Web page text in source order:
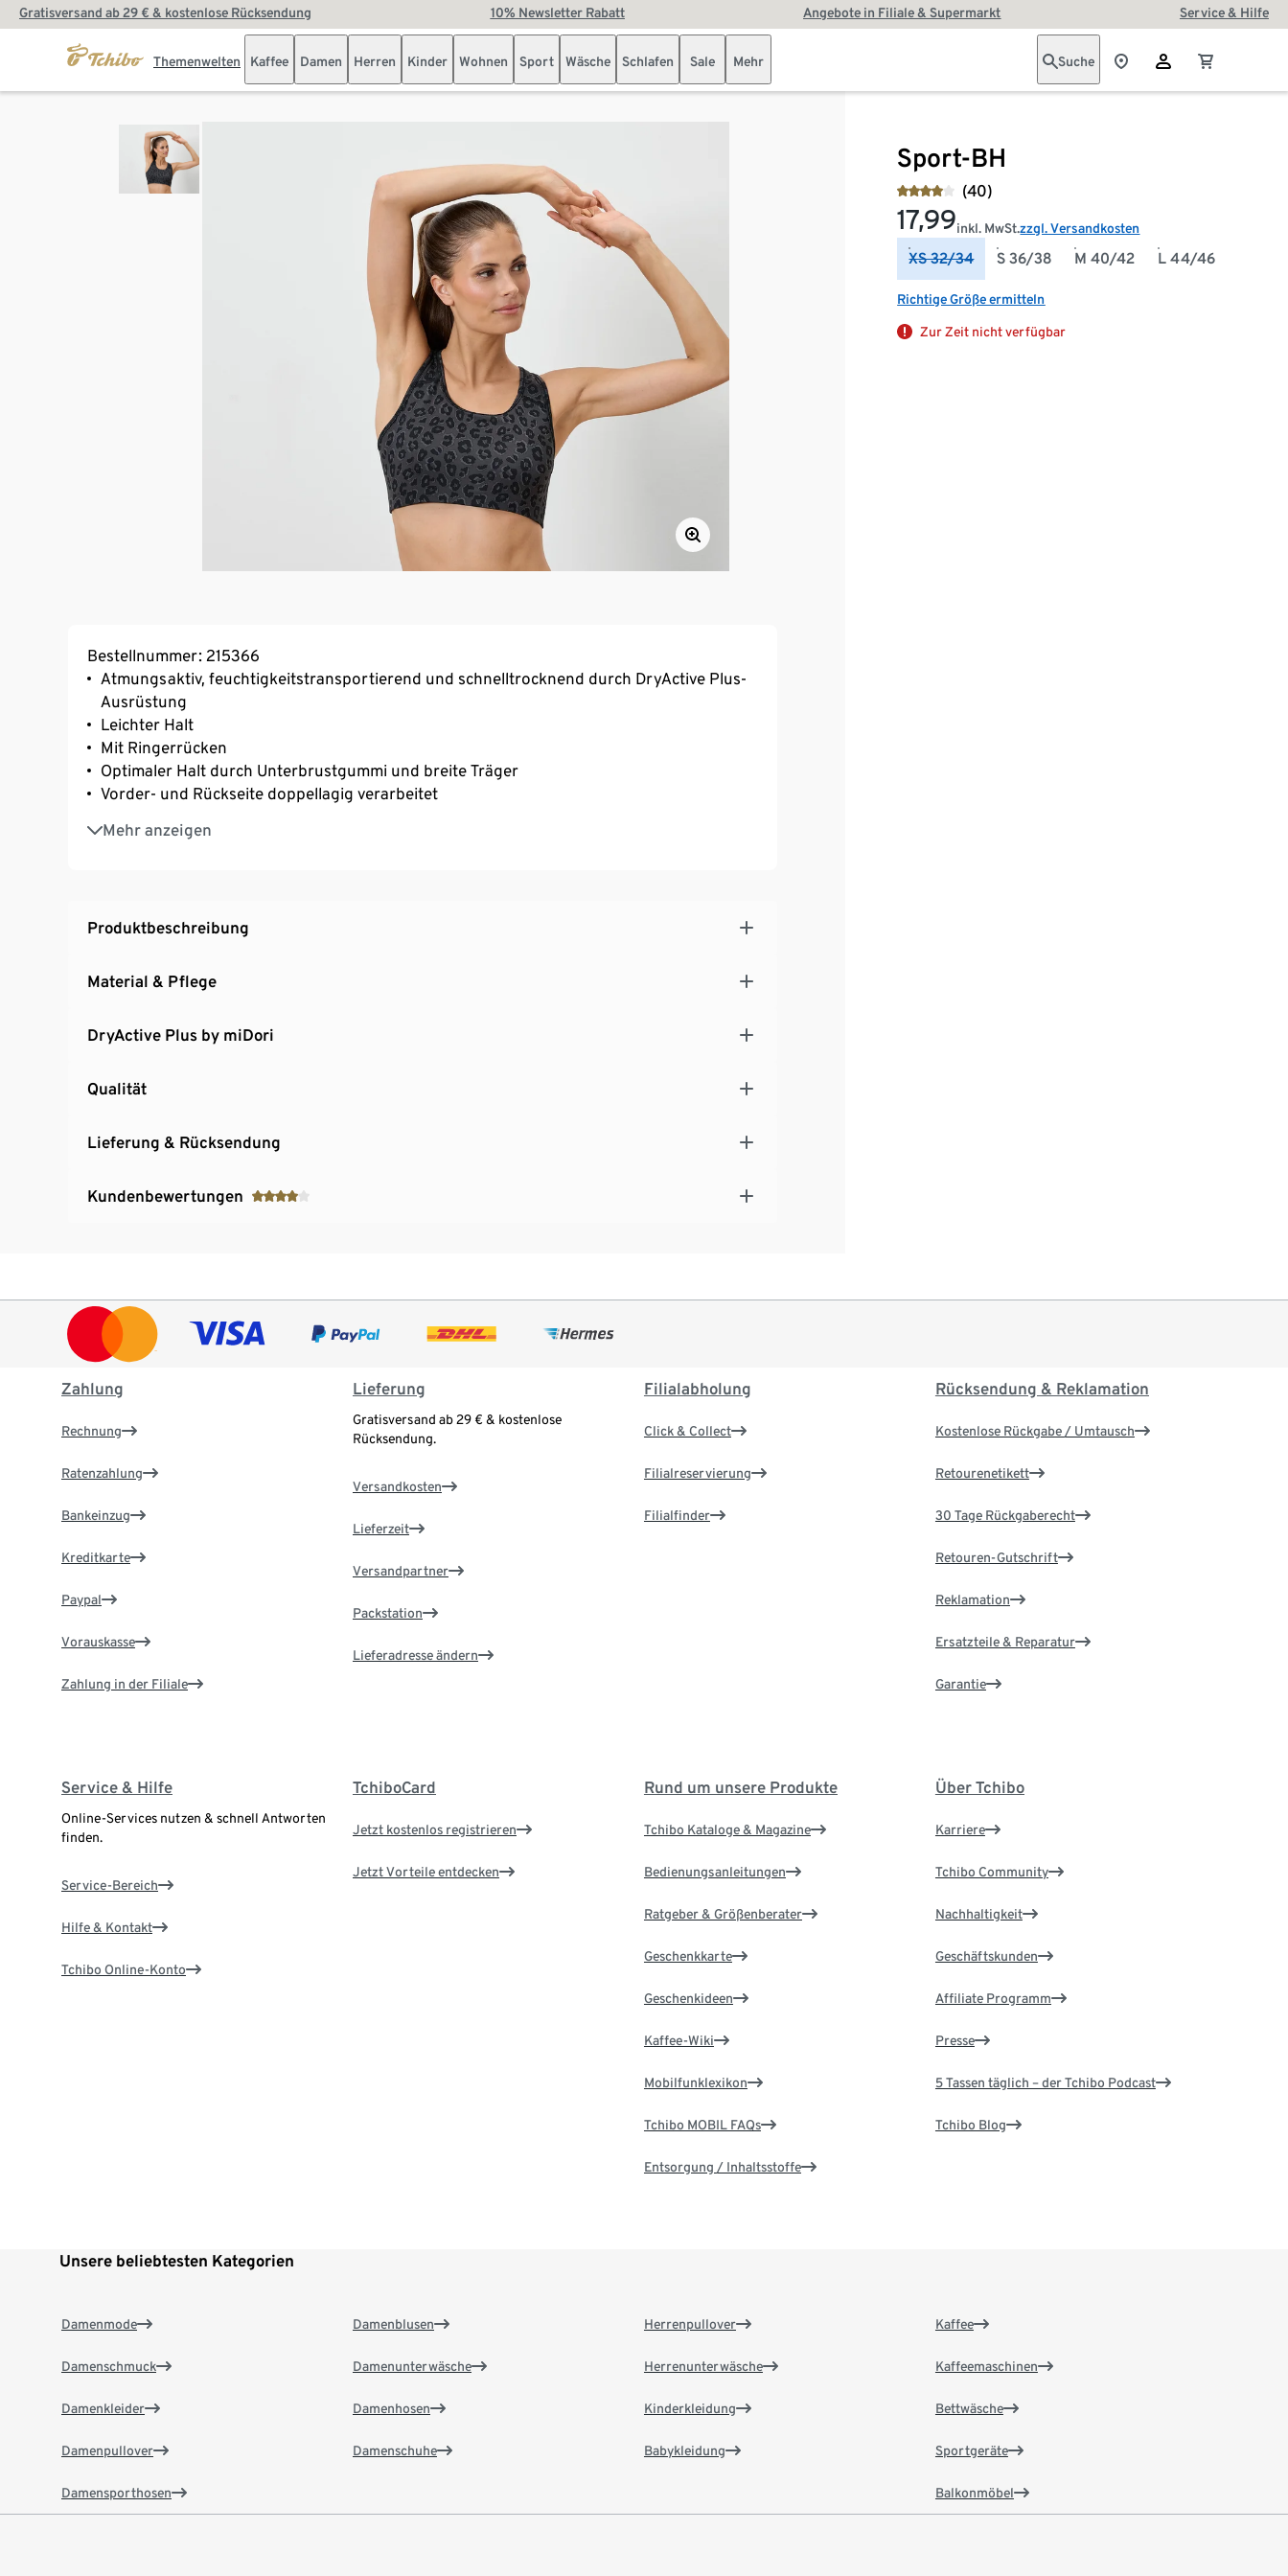
Gratisversand ab 29 € & kostenlose Rücksendung 10% Newsletter Rabatt Angebote in Filiale & Supermarkt Service & Hilfe
Themenwelten Kaffee Damen Herren Kinder Wohnen Sport Wäsche Schlafen Sale Mehr Suche
Sport-BH
(40)
17,99inkl. MwSt.zzgl. Versandkosten
XS 32/34 S 36/38 M 40/42 L 44/46
Richtige Größe ermitteln
Zur Zeit nicht verfügbar
Bestellnummer: 215366
Atmungsaktiv, feuchtigkeitstransportierend und schnelltrocknend durch DryActive Plus-
Ausrüstung
Leichter Halt
Mit Ringerrücken
Optimaler Halt durch Unterbrustgummi und breite Träger
Vorder- und Rückseite doppellagig verarbeitet
Mehr anzeigen
Weiches, geschmeidiges Material
Mit Markenlasthan: formbeständig, perfekter Sitz bei voller Bewegungsfreiheit
Produktbeschreibung
Material & Pflege
DryActive Plus by miDori
Qualität
Lieferung & Rücksendung
Kundenbewertungen
Zahlung
Rechnung
Ratenzahlung
Bankeinzug
Kreditkarte
Paypal
Vorauskasse
Zahlung in der Filiale
Lieferung
Gratisversand ab 29 € & kostenlose
Rücksendung.
Versandkosten
Lieferzeit
Versandpartner
Packstation
Lieferadresse ändern
Filialabholung
Click & Collect
Filialreservierung
Filialfinder
Rücksendung & Reklamation
Kostenlose Rückgabe / Umtausch
Retourenetikett
30 Tage Rückgaberecht
Retouren-Gutschrift
Reklamation
Ersatzteile & Reparatur
Garantie
Service & Hilfe
Online-Services nutzen & schnell Antworten
finden.
Service-Bereich
Hilfe & Kontakt
Tchibo Online-Konto
TchiboCard
Jetzt kostenlos registrieren
Jetzt Vorteile entdecken
Rund um unsere Produkte
Tchibo Kataloge & Magazine
Bedienungsanleitungen
Ratgeber & Größenberater
Geschenkkarte
Geschenkideen
Kaffee-Wiki
Mobilfunklexikon
Tchibo MOBIL FAQs
Entsorgung / Inhaltsstoffe
Über Tchibo
Karriere
Tchibo Community
Nachhaltigkeit
Geschäftskunden
Affiliate Programm
Presse
5 Tassen täglich – der Tchibo Podcast
Tchibo Blog
Unsere beliebtesten Kategorien
Damenmode
Damenschmuck
Damenkleider
Damenpullover
Damensporthosen
Damenblusen
Damenunterwäsche
Damenhosen
Damenschuhe
Herrenpullover
Herrenunterwäsche
Kinderkleidung
Babykleidung
Kaffee
Kaffeemaschinen
Bettwäsche
Sportgeräte
Balkonmöbel